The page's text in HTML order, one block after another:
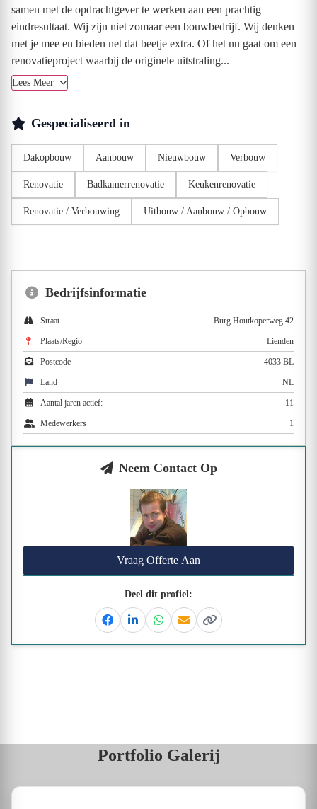
samen met de opdrachtgever te werken aan een prachtig
eindresultaat. Wij zijn niet zomaar een bouwbedrijf. Wij denken
met je mee en bieden net dat beetje extra. Of het nu gaat om een
renovatieproject waarbij de originele uitstraling...
Lees Meer
Gespecialiseerd in
Dakopbouw Aanbouw Nieuwbouw Verbouw
Renovatie Badkamerrenovatie Keukenrenovatie
Renovatie / Verbouwing Uitbouw / Aanbouw / Opbouw
Bedrijfsinformatie
Straat Burg Houtkoperweg 42
Plaats/Regio Lienden
Postcode 4033 BL
Land NL
Aantal jaren actief: 11
Medewerkers 1
Neem Contact Op
Vraag Offerte Aan
Deel dit profiel:
FacebookLinkedinWhatsapp
EmailKopieer link
Portfolio Galerij